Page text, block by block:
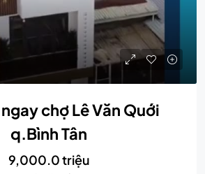
chợ Lê Văn Quới
q.Bình Tân
9,000.0 triệu